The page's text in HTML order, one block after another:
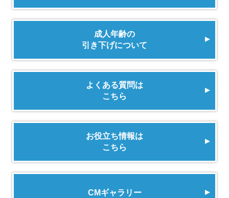
成人年齢の
引き下げについて
よくある質問は
こちら
お役立ち情報は
こちら
CMギャラリー